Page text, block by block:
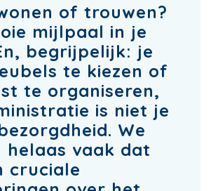
of trouwen?
mijlpaal in je
begrijpelijk: je
te kiezen of
te organiseren,
is niet je
We
helaas vaak dat
cruciale